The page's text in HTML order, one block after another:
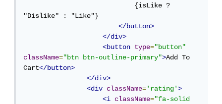
                            {isLike ?
"Dislike" : "Like"}
</button>
</div>
<button
type="button"
className="btn btn-outline-primary">Add To
Cart</button>
</div>
<div
className='rating'>
<i
className="fa-solid